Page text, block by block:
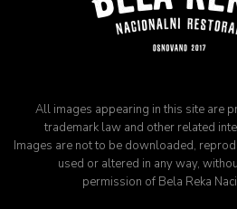
All images appearing in this site are
trademark law and other related
Images are not to be downloaded,
used or altered in any way,
permission of Bela Reka